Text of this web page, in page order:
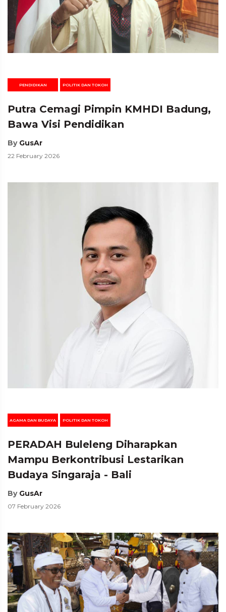
PENDIDIKAN POLITIK DAN TOKOH
Putra Cemagi Pimpin KMHDI Badung,
Bawa Visi Pendidikan
By GusAr
22 February 2026
AGAMA DAN BUDAYA POLITIK DAN TOKOH
PERADAH Buleleng Diharapkan
Mampu Berkontribusi Lestarikan
Budaya Singaraja - Bali
By GusAr
07 February 2026